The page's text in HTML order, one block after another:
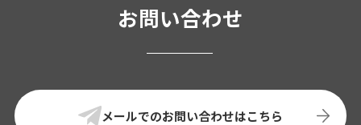
お問い合わせ
メールでのお問い合わせはこちら